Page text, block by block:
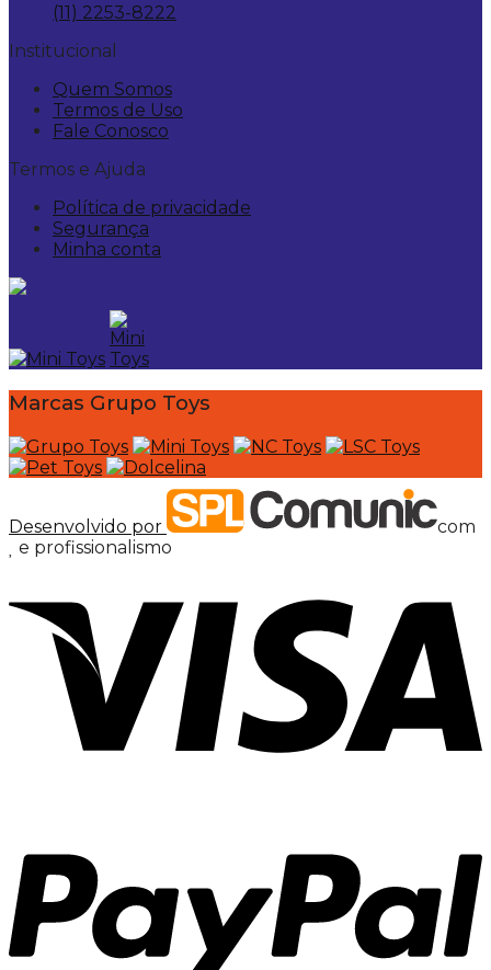
(11) 2253-8222
Institucional
Quem Somos
Termos de Uso
Fale Conosco
Termos e Ajuda
Política de privacidade
Segurança
Minha conta
Marcas Grupo Toys
Desenvolvido por
com
e profissionalismo